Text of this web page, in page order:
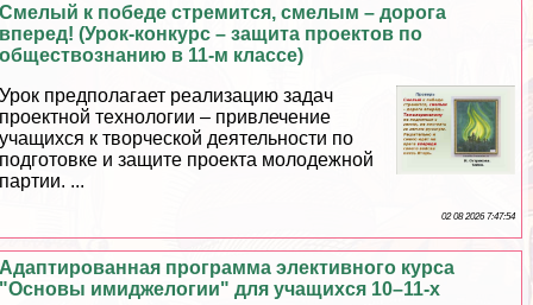
Смелый к победе стремится, смелым – дорога
вперед! (Урок-конкурс – защита проектов по
обществознанию в 11-м классе)
Урок предполагает реализацию задач
проектной технологии – привлечение
учащихся к творческой деятельности по
подготовке и защите проекта молодежной
партии. ...
02 08 2026 7:47:54
Адаптированная программа элективного курса
"Основы имиджелогии" для учащихся 10–11-х